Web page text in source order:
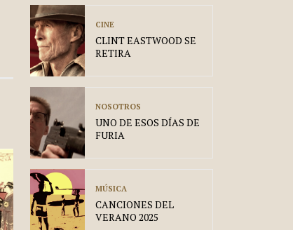
CINE
CLINT EASTWOOD SE
RETIRA
NOSOTROS
UNO DE ESOS DÍAS DE
FURIA
MÚSICA
CANCIONES DEL
VERANO 2025